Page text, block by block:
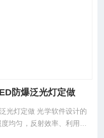
防爆泛光灯定做
学软件设计的
均匀，反射效率、利用效